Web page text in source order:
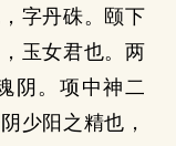
字丹硃。颐下
玉女君也。两
阴。项中神二
少阳之精也，